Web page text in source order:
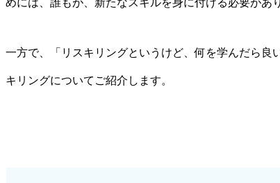
めには、誰もが、新たなスキルを身に付ける必要があ
一方で、「リスキリングというけど、何を学んだら
キリングについてご紹介します。